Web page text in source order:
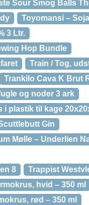
Sour Smog Balls
Toyomansi –
3 Ltr.
Hop Bundle
Train / Tog,
Trankilo Cava K Brut
og noder 3 ark
i plastik til kage
Gin
Mølle – Underlien
8
Trappist
hvid – 350 ml
rød – 350 ml